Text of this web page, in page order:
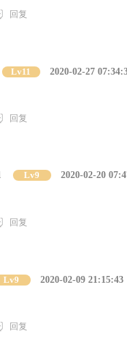
回复
Lv11
2020-02-27
回复
Lv9
2020-02-20
回复
Lv9
2020-02-09 21:15:43
回复